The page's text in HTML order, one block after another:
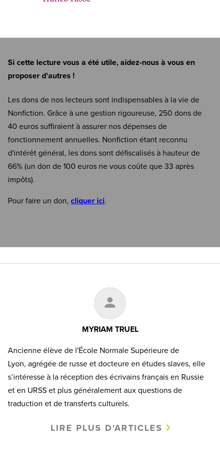
Si cette lecture vous a été utile, aidez-nous à vous en
proposer d'autres !
Les dons de nos lecteurs sont indispensables à la vie de
Nonfiction. Grâce à une gestion rigoureuse, 250 dons de
40 euros suffiraient à assurer nos dépenses de
fonctionnement annuelles. Nonfiction étant reconnu
d'intérêt général, les dons sont défiscalisés à hauteur de
66% (un don de 100 euros ne vous coûte que 33 après
impôts).
Pour faire un don, cliquer ici.
MYRIAM TRUEL
Ancienne élève de l'École Normale Supérieure de
Lyon, agrégée de russe et docteure en études slaves, elle
s’intéresse à la réception des écrivains français en Russie
et en URSS et plus généralement aux questions de
traduction et de transferts culturels.
LIRE PLUS D'ARTICLES